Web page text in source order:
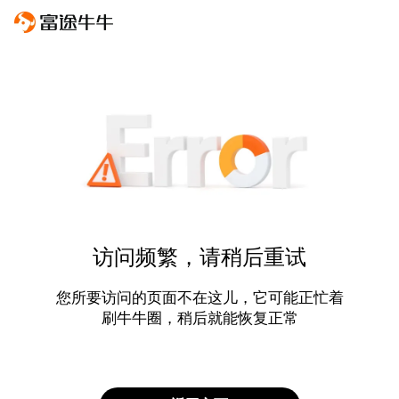
访问频繁，请稍后重试
您所要访问的页面不在这儿，它可能正忙着
刷牛牛圈，稍后就能恢复正常